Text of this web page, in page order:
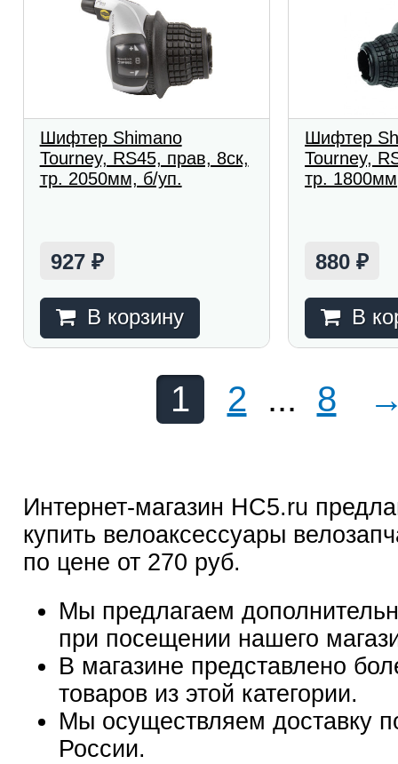
Шифтер Shimano
Tourney, RS45, прав, 8ск,
тр. 2050мм, б/уп.
927 ₽
В корзину
Шифтер
Tourney,
тр.
880₽
В
1 2 ... 8
Интернет-магазин HC5.ru
купить велоаксессуары
по цене от 270 руб.
Мы предлагаем
при посещении нашего
В магазине представлено
товаров из этой категории.
Мы осуществляем доставку
России.